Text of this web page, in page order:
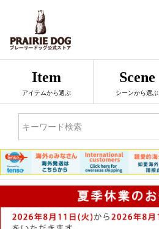
Item
アイテムから選ぶ
Scene
シーンから選ぶ